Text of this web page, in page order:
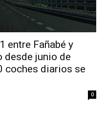
entre Fañabé y
desde junio de
coches diarios se
0